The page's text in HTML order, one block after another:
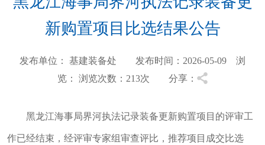
新购置项目比选结果公告
发布单位： 基建装备处 发布时间：2026-05-09 浏
览： 浏览次数：213次 分享：
黑龙江海事局界河执法记录装备更新购置项目的评审工
作已经结束，经评审专家组审查评比，推荐项目成交比选